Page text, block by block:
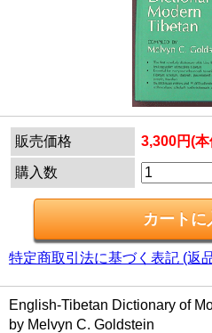
販売価格 3,300円(
購入数
特定商取引法に基づく表記 (返
English-Tibetan Dictionary of
by Melvyn C. Goldstein